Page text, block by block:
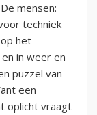
mensen:
techniek
het
in weer en
puzzel van
een
oplicht vraagt